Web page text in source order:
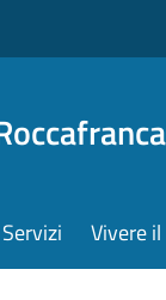
Servizi Vivere